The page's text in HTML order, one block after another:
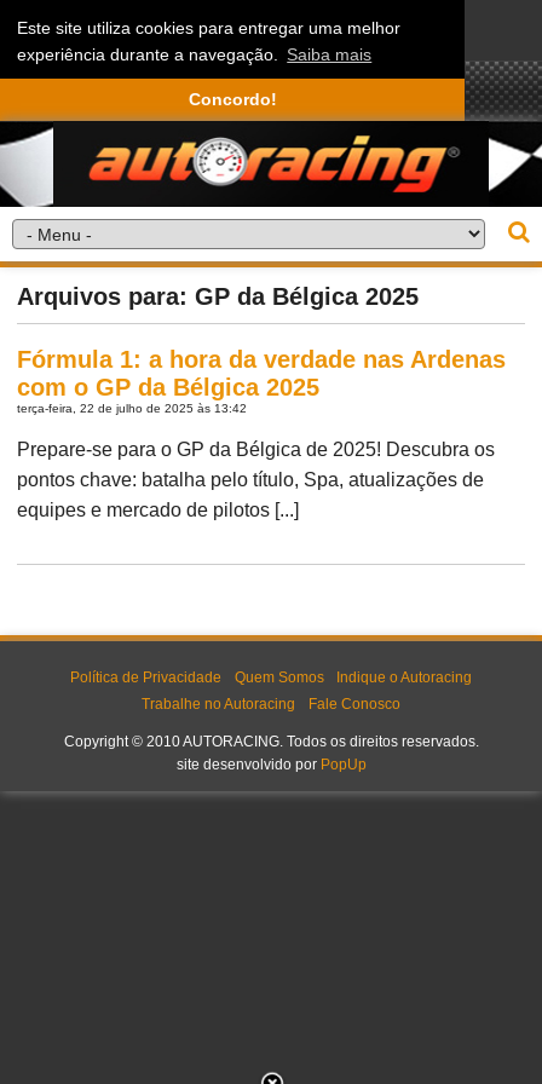
Este site utiliza cookies para entregar uma melhor
experiência durante a navegação. Saiba mais
Concordo!
Arquivos para: GP da Bélgica 2025
Fórmula 1: a hora da verdade nas Ardenas
com o GP da Bélgica 2025
terça-feira, 22 de julho de 2025 às 13:42
Prepare-se para o GP da Bélgica de 2025! Descubra os
pontos chave: batalha pelo título, Spa, atualizações de
equipes e mercado de pilotos [...]
Política de Privacidade Quem Somos
Indique o Autoracing
Trabalhe no Autoracing
Fale Conosco
Copyright © 2010 AUTORACING. Todos os direitos reservados.
site desenvolvido por PopUp